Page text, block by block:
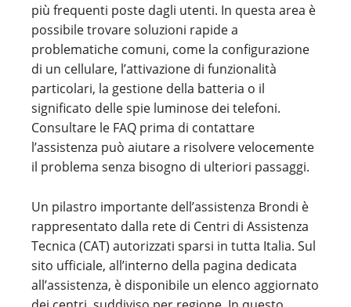
più frequenti poste dagli utenti. In questa area è
possibile trovare soluzioni rapide a
problematiche comuni, come la configurazione
di un cellulare, l’attivazione di funzionalità
particolari, la gestione della batteria o il
significato delle spie luminose dei telefoni.
Consultare le FAQ prima di contattare
l’assistenza può aiutare a risolvere velocemente
il problema senza bisogno di ulteriori passaggi.
Un pilastro importante dell’assistenza Brondi è
rappresentato dalla rete di Centri di Assistenza
Tecnica (CAT) autorizzati sparsi in tutta Italia. Sul
sito ufficiale, all’interno della pagina dedicata
all’assistenza, è disponibile un elenco aggiornato